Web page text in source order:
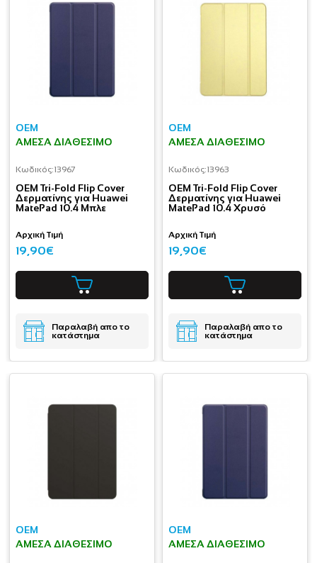
OEM
ΆΜΕΣΑ ΔΙΑΘΈΣΙΜΟ
Κωδικός:13967
OEM Tri-Fold Flip Cover
Δερματίνης για Huawei
MatePad 10.4 Μπλε
Αρχική Τιμή
19,90€
Παραλαβή απο το
κατάστημα
OEM
ΆΜΕΣΑ ΔΙΑΘΈΣΙΜΟ
Κωδικός:13963
OEM Tri-Fold Flip Cover
Δερματίνης για Huawei
MatePad 10.4 Χρυσό
Αρχική Τιμή
19,90€
Παραλαβή απο το
κατάστημα
OEM
ΆΜΕΣΑ ΔΙΑΘΈΣΙΜΟ
OEM
ΆΜΕΣΑ ΔΙΑΘΈΣΙΜΟ